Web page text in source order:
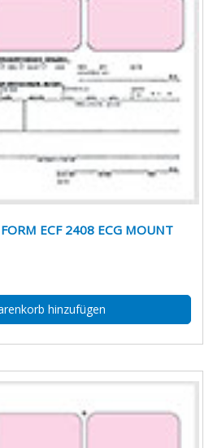
ECF 2408 ECG MOUNT
hinzufügen